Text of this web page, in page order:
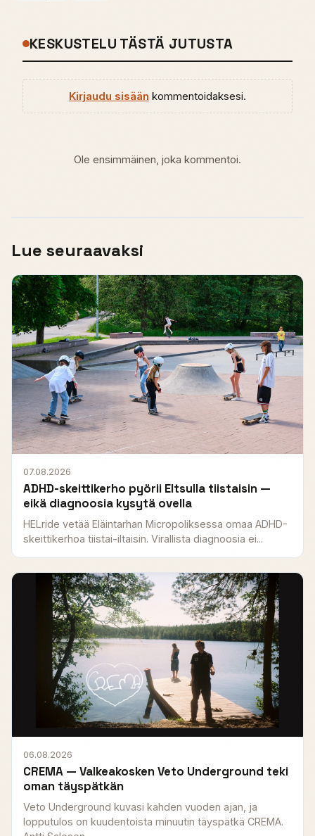
KESKUSTELU TÄSTÄ JUTUSTA
Kirjaudu sisään kommentoidaksesi.
Ole ensimmäinen, joka kommentoi.
Lue seuraavaksi
07.08.2026
ADHD-skeittikerho pyörii Eltsulla tiistaisin —
eikä diagnoosia kysytä ovella
HELride vetää Eläintarhan Micropoliksessa omaa ADHD-
skeittikerhoa tiistai-iltaisin. Virallista diagnoosia ei...
06.08.2026
CREMA — Valkeakosken Veto Underground teki
oman täyspätkän
Veto Underground kuvasi kahden vuoden ajan, ja
lopputulos on kuudentoista minuutin täyspätkä CREMA.